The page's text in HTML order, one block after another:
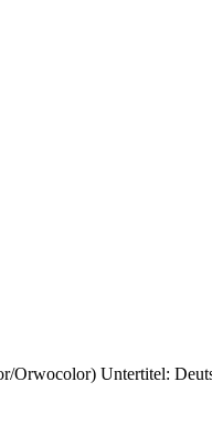
Orwocolor) Untertitel: